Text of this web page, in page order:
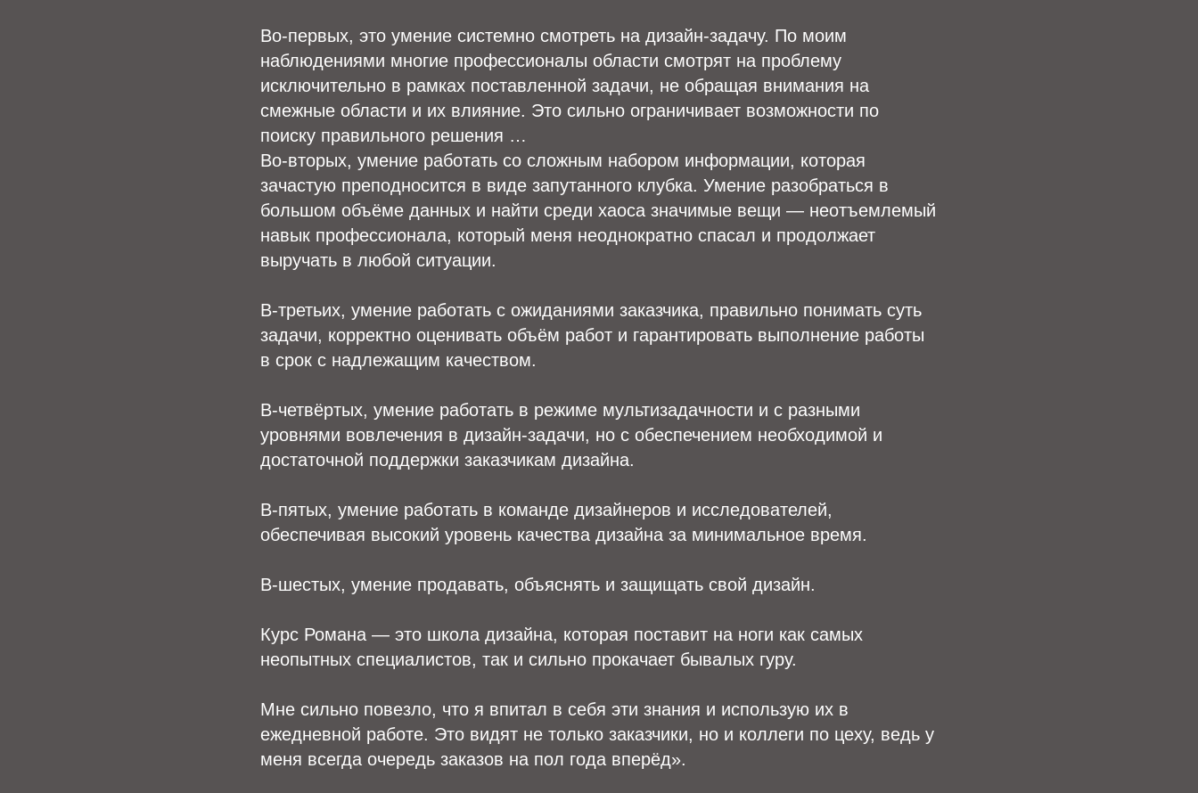
Во-первых, это умение системно смотреть на дизайн-задачу. По моим
наблюдениями многие профессионалы области смотрят на проблему
исключительно в рамках поставленной задачи, не обращая внимания на
смежные области и их влияние. Это сильно ограничивает возможности по
поиску правильного решения …
Во-вторых, умение работать со сложным набором информации, которая
зачастую преподносится в виде запутанного клубка. Умение разобраться в
большом объёме данных и найти среди хаоса значимые вещи — неотъемлемый
навык профессионала, который меня неоднократно спасал и продолжает
выручать в любой ситуации.
В-третьих, умение работать с ожиданиями заказчика, правильно понимать суть
задачи, корректно оценивать объём работ и гарантировать выполнение работы
в срок с надлежащим качеством.
В-четвёртых, умение работать в режиме мультизадачности и с разными
уровнями вовлечения в дизайн-задачи, но с обеспечением необходимой и
достаточной поддержки заказчикам дизайна.
В-пятых, умение работать в команде дизайнеров и исследователей,
обеспечивая высокий уровень качества дизайна за минимальное время.
В-шестых, умение продавать, объяснять и защищать свой дизайн.
Курс Романа — это школа дизайна, которая поставит на ноги как самых
неопытных специалистов, так и сильно прокачает бывалых гуру.
Мне сильно повезло, что я впитал в себя эти знания и использую их в
ежедневной работе. Это видят не только заказчики, но и коллеги по цеху, ведь у
меня всегда очередь заказов на пол года вперёд».